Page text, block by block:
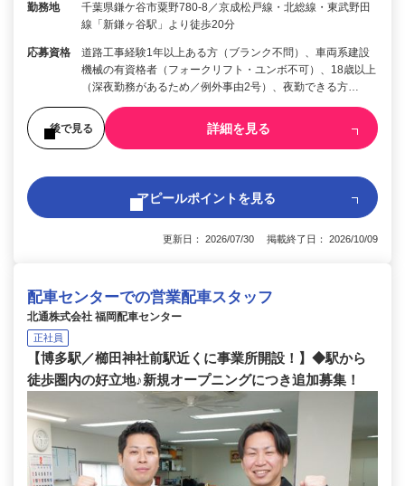
勤務地
千葉県鎌ケ谷市粟野780-8／京成松戸線・北総線・東武野田
線「新鎌ヶ谷駅」より徒歩20分
応募資格
道路工事経験1年以上ある方（ブランク不問）、車両系建設
機械の有資格者（フォークリフト・ユンボ不可）、18歳以上
（深夜勤務があるため／例外事由2号）、夜勤できる方…
後で見る 詳細を見る
アピールポイントを見る
更新日： 2026/07/30 掲載終了日： 2026/10/09
配車センターでの営業配車スタッフ
北通株式会社 福岡配車センター
正社員
【博多駅／櫛田神社前駅近くに事業所開設！】◆駅から
徒歩圏内の好立地♪新規オープニングにつき追加募集！